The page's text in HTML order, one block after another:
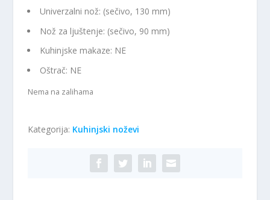
Univerzalni nož: (sečivo, 130 mm)
Nož za ljuštenje: (sečivo, 90 mm)
Kuhinjske makaze: NE
Oštrač: NE
Nema na zalihama
Kategorija: Kuhinjski noževi